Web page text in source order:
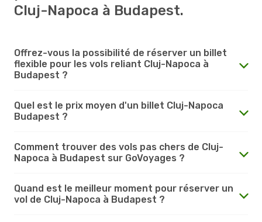
Cluj-Napoca à Budapest.
Offrez-vous la possibilité de réserver un billet
flexible pour les vols reliant Cluj-Napoca à
Budapest ?
Quel est le prix moyen d'un billet Cluj-Napoca
Budapest ?
Comment trouver des vols pas chers de Cluj-
Napoca à Budapest sur GoVoyages ?
Quand est le meilleur moment pour réserver un
vol de Cluj-Napoca à Budapest ?